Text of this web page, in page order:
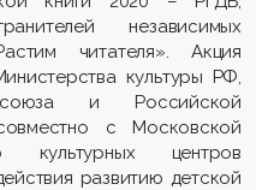
независимых
читателя». Акция
культуры РФ,
и Российской
с Московской
центров
развитию детской